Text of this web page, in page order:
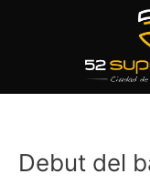
Debut del